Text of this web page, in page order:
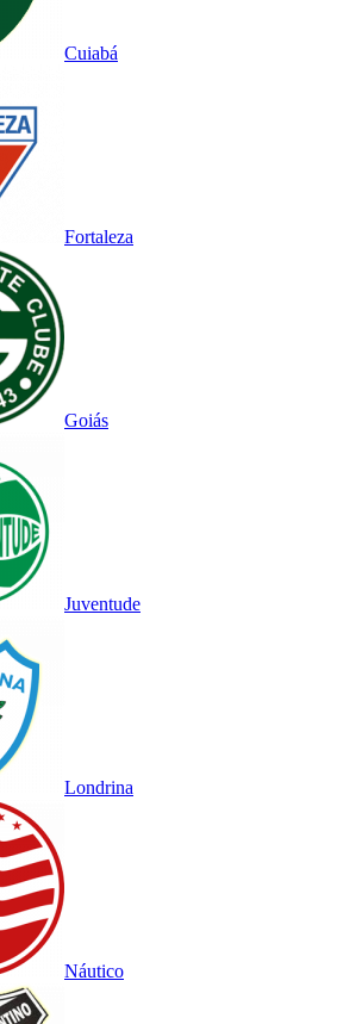
Cuiabá
Fortaleza
Goiás
Juventude
Londrina
Náutico